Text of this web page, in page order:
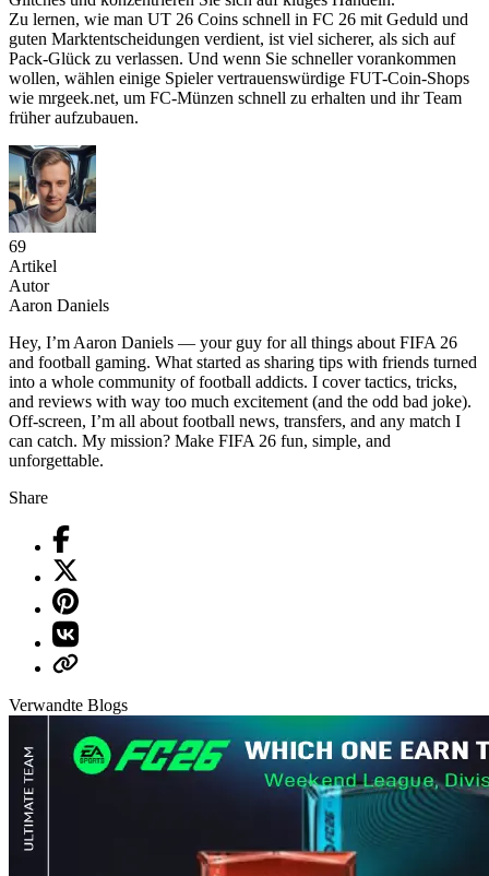
Zu lernen, wie man UT 26 Coins schnell in FC 26 mit Geduld und
guten Marktentscheidungen verdient, ist viel sicherer, als sich auf
Pack-Glück zu verlassen. Und wenn Sie schneller vorankommen
wollen, wählen einige Spieler vertrauenswürdige FUT-Coin-Shops
wie mrgeek.net, um FC-Münzen schnell zu erhalten und ihr Team
früher aufzubauen.
69
Artikel
Autor
Aaron Daniels
Hey, I’m Aaron Daniels — your guy for all things about FIFA 26
and football gaming. What started as sharing tips with friends turned
into a whole community of football addicts. I cover tactics, tricks,
and reviews with way too much excitement (and the odd bad joke).
Off-screen, I’m all about football news, transfers, and any match I
can catch. My mission? Make FIFA 26 fun, simple, and
unforgettable.
Share
Verwandte Blogs